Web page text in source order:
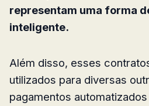
representam uma forma
inteligente.
Além disso, esses
utilizados para diversas
pagamentos